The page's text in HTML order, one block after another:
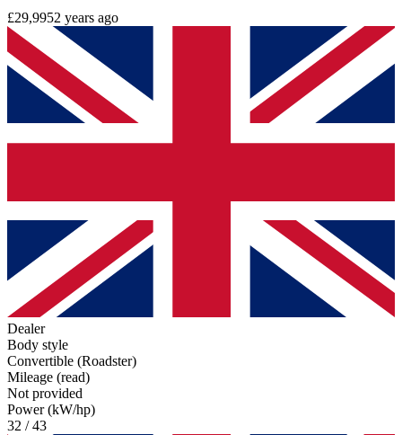
£29,9952 years ago
Dealer
Body style
Convertible (Roadster)
Mileage (read)
Not provided
Power (kW/hp)
32 / 43